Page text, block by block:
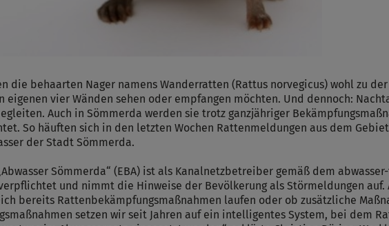
die behaarten Nager namens Wanderratten (Rattus norvegicus) wohl zu
eigenen vier Wänden sehen oder empfangen möchten. Und dennoch:
Auch in Sömmerda werden sie trotz ganzjähriger
So häuften sich in den letzten Wochen Rattenmeldungen aus dem
der Stadt Sömmerda.
Sömmerda“ (EBA) ist als Kanalnetzbetreiber gemäß dem
und nimmt die Hinweise der Bevölkerung als Störmeldungen
bereits Rattenbekämpfungsmaßnahmen laufen oder ob zusätzliche
setzen wir seit Jahren auf ein intelligentes System, bei dem